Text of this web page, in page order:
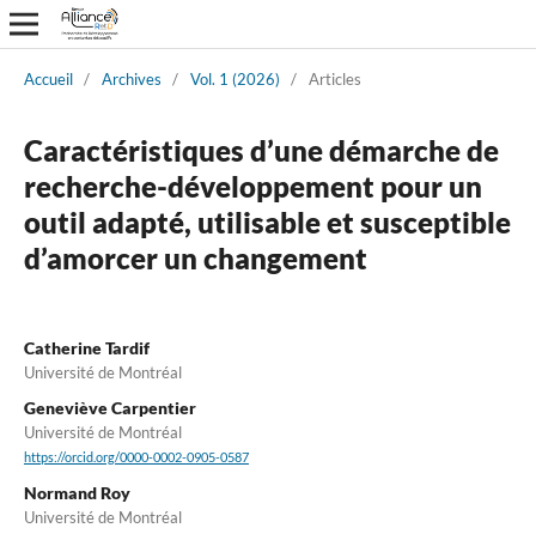
Accueil / Archives / Vol. 1 (2026) / Articles
Caractéristiques d’une démarche de
recherche-développement pour un
outil adapté, utilisable et susceptible
d’amorcer un changement
Catherine Tardif
Université de Montréal
Geneviève Carpentier
Université de Montréal
https://orcid.org/0000-0002-0905-0587
Normand Roy
Université de Montréal